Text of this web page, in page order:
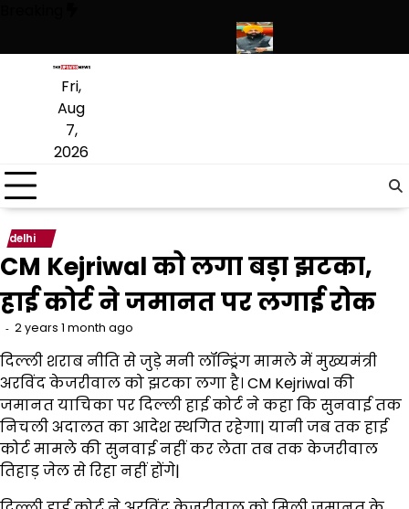
content
Fri,
Aug
7,
2026
delhi
CM Kejriwal को लगा बड़ा झटका,
हाई कोर्ट ने जमानत पर लगाई रोक
2 years 1 month ago
दिल्ली शराब नीति से जुड़े मनी लॉन्ड्रिंग मामले में मुख्यमंत्री
अरविंद केजरीवाल को झटका लगा है। CM Kejriwal की
जमानत याचिका पर दिल्ली हाई कोर्ट ने कहा कि सुनवाई तक
निचली अदालत का आदेश स्थगित रहेगा| यानी जब तक हाई
कोर्ट मामले की सुनवाई नहीं कर लेता तब तक केजरीवाल
तिहाड़ जेल से रिहा नहीं होंगे|